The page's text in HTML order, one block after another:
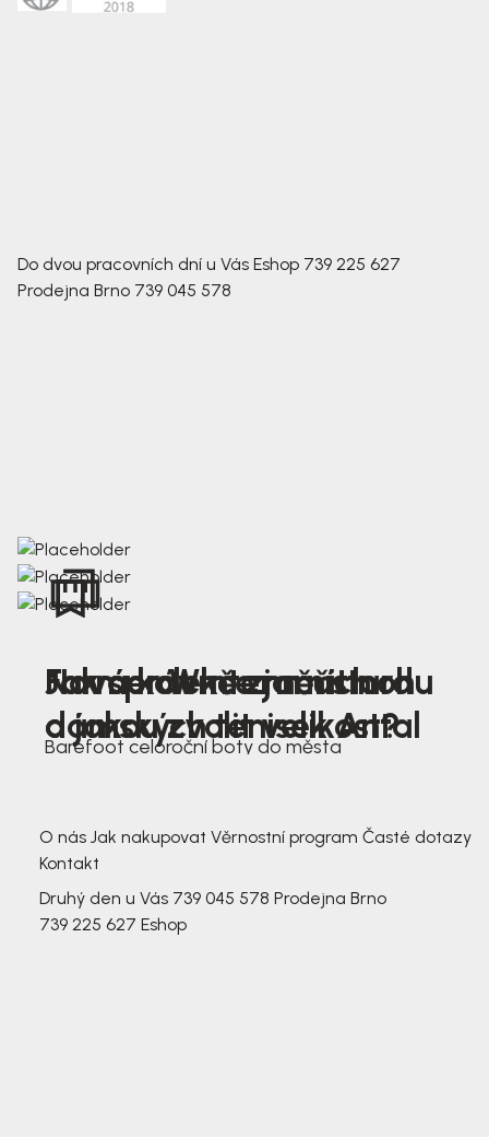
Do dvou pracovních dní u Vás Eshop 739 225 627
Prodejna Brno 739 045 578
Nová kolekce jarních
dámských tenisek Antal
Jak správně změřit nohu
a jakou zvolit velikost?
Farmer Winter mustard
Barefoot celoroční boty do města
O nás Jak nakupovat Věrnostní program Časté dotazy
Kontakt
Druhý den u Vás 739 045 578 Prodejna Brno
739 225 627 Eshop